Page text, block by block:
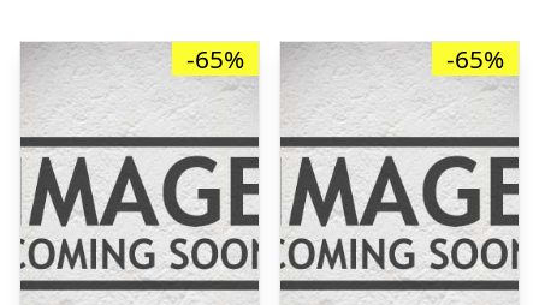
-65% -65%